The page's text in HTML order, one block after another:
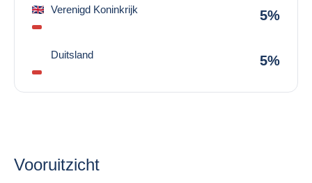
Verenigd Koninkrijk 5%
Duitsland 5%
Vooruitzicht